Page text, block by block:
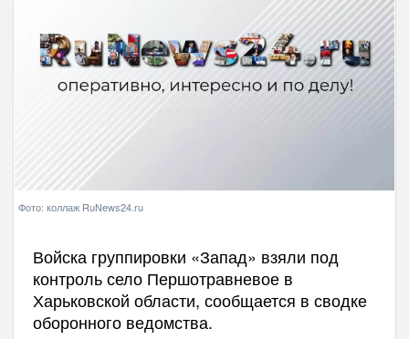
Фото: коллаж RuNews24.ru
Войска группировки «Запад» взяли под
контроль село Першотравневое в
Харьковской области, сообщается в сводке
оборонного ведомства.